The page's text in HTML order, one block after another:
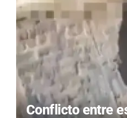
Conflicto entre